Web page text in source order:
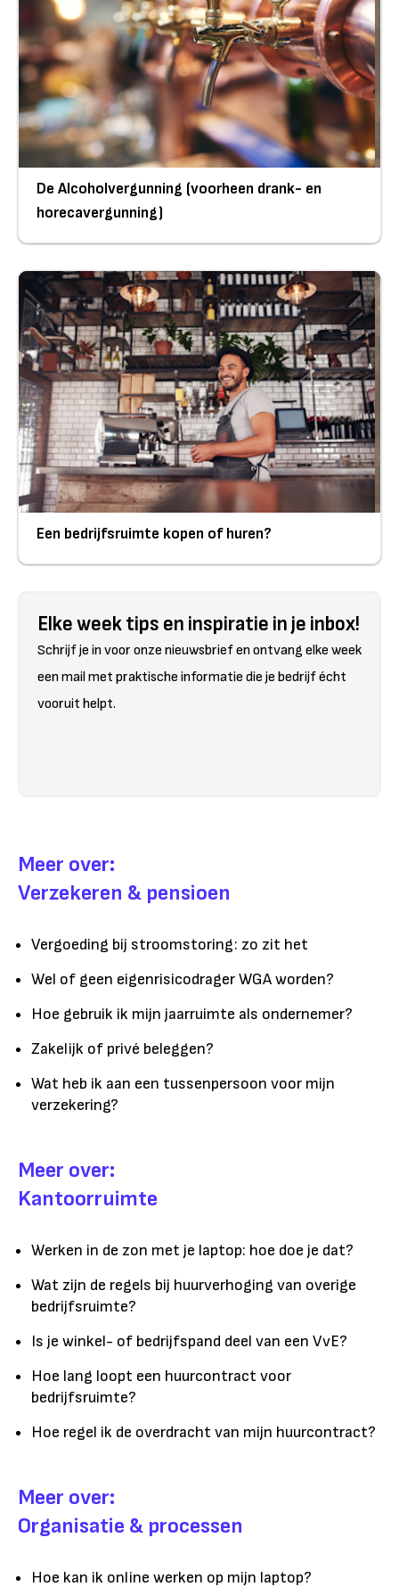
De Alcoholvergunning (voorheen drank- en
horecavergunning)
Een bedrijfsruimte kopen of huren?
Elke week tips en inspiratie in je inbox!
Schrijf je in voor onze nieuwsbrief en ontvang elke week
een mail met praktische informatie die je bedrijf écht
vooruit helpt.
Meer over:
Verzekeren & pensioen
Vergoeding bij stroomstoring: zo zit het
Wel of geen eigenrisicodrager WGA worden?
Hoe gebruik ik mijn jaarruimte als ondernemer?
Zakelijk of privé beleggen?
Wat heb ik aan een tussenpersoon voor mijn
verzekering?
Meer over:
Kantoorruimte
Werken in de zon met je laptop: hoe doe je dat?
Wat zijn de regels bij huurverhoging van overige
bedrijfsruimte?
Is je winkel- of bedrijfspand deel van een VvE?
Hoe lang loopt een huurcontract voor
bedrijfsruimte?
Hoe regel ik de overdracht van mijn huurcontract?
Meer over:
Organisatie & processen
Hoe kan ik online werken op mijn laptop?